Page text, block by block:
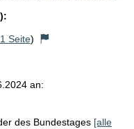
Seite)
an:
des Bundestages [alle